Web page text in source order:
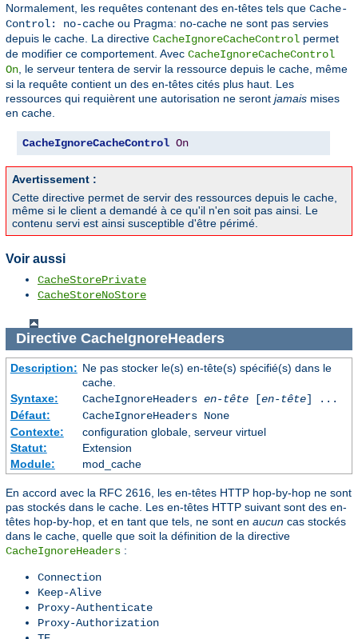
Normalement, les requêtes contenant des en-têtes tels que Cache-
Control: no-cache ou Pragma: no-cache ne sont pas servies
depuis le cache. La directive CacheIgnoreCacheControl permet
de modifier ce comportement. Avec CacheIgnoreCacheControl
On , le serveur tentera de servir la ressource depuis le cache, même
si la requête contient un des en-têtes cités plus haut. Les
ressources qui requièrent une autorisation ne seront jamais mises
en cache.
CacheIgnoreCacheControl On
Avertissement :
Cette directive permet de servir des ressources depuis le cache,
même si le client a demandé à ce qu'il n'en soit pas ainsi. Le
contenu servi est ainsi susceptible d'être périmé.
Voir aussi
CacheStorePrivate
CacheStoreNoStore
Directive CacheIgnoreHeaders
Description: Ne pas stocker le(s) en-tête(s) spécifié(s) dans le
cache.
Syntaxe:
CacheIgnoreHeaders en-tête[en-tête] ...
Défaut:
CacheIgnoreHeaders None
Contexte:
configuration globale, serveur virtuel
Statut:
Extension
Module:
mod_cache
En accord avec la RFC 2616, les en-têtes HTTP hop-by-hop ne sont
pas stockés dans le cache. Les en-têtes HTTP suivant sont des en-
têtes hop-by-hop, et en tant que tels, ne sont en aucun cas stockés
dans le cache, quelle que soit la définition de la directive
CacheIgnoreHeaders :
Connection
Keep-Alive
Proxy-Authenticate
Proxy-Authorization